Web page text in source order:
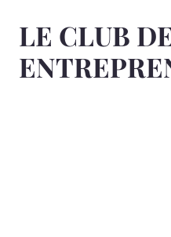
LE CLUB